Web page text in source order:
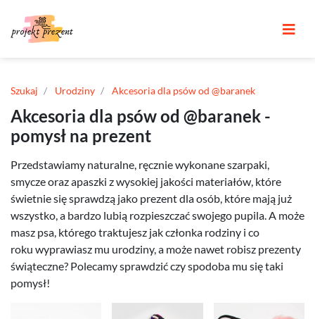
Szukaj Urodziny Akcesoria dla psów od @baranek
Akcesoria dla psów od @baranek -
pomysł na prezent
Przedstawiamy naturalne, ręcznie wykonane szarpaki,
smycze oraz apaszki z wysokiej jakości materiałów, które
świetnie się sprawdzą jako prezent dla osób, które mają już
wszystko, a bardzo lubią rozpieszczać swojego pupila. A może
masz psa, którego traktujesz jak członka rodziny i co
roku wyprawiasz mu urodziny, a może nawet robisz prezenty
świąteczne? Polecamy sprawdzić czy spodoba mu się taki
pomysł!